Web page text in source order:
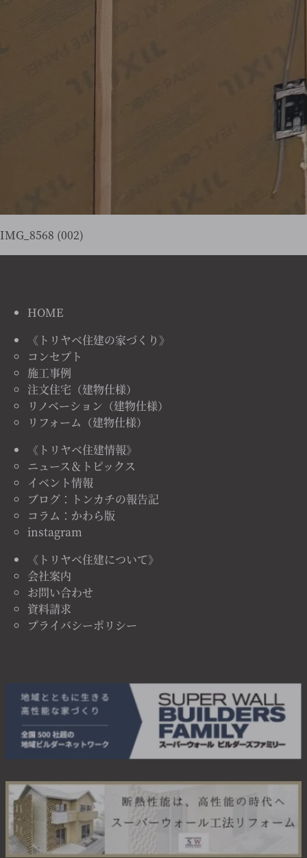
IMG_8568 (002)
HOME
《トリヤベ住建の家づくり》
コンセプト
施工事例
注文住宅（建物仕様）
リノベーション（建物仕様）
リフォーム（建物仕様）
《トリヤベ住建情報》
ニュース＆トピックス
イベント情報
ブログ：トンカチの報告記
コラム：かわら版
instagram
《トリヤベ住建について》
会社案内
お問い合わせ
資料請求
プライバシーポリシー